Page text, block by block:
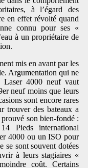
à l’égard des
en effet révolté quand
connu pour ses «
à un propriétaire de
mis en avant par les
Argumentation qui ne
Laser 4000 neuf vaut
neuf moins que leurs
sont encore rares
trouver des bateaux a
prouvé son bien-fondé :
Pieds international
4000 ou un ISO pour
se sont souvent dotées
à leurs stagiaires «
coût. Certains